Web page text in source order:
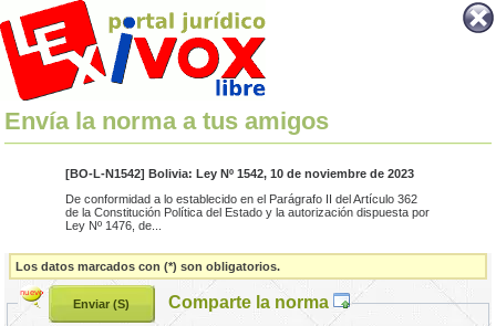
Envía la norma a tus amigos
[BO-L-N1542] Bolivia: Ley Nº 1542, 10 de noviembre de 2023
De conformidad a lo establecido en el Parágrafo II del Artículo 362
de la Constitución Política del Estado y la autorización dispuesta por
Ley Nº 1476, de...
Los datos marcados con (*) son obligatorios.
Comparte la norma